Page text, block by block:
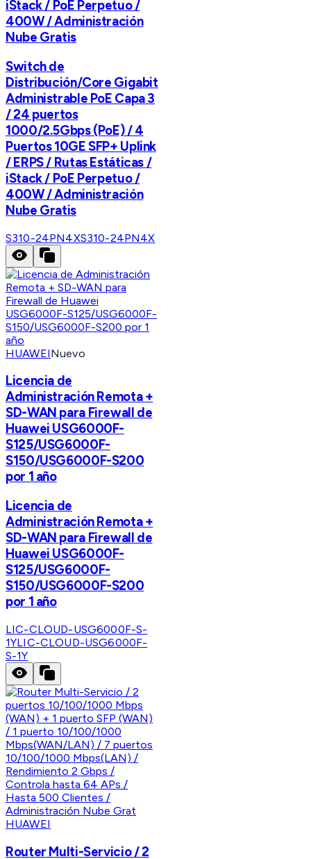
iStack / PoE Perpetuo /
400W / Administración
Nube Gratis
Switch de
Distribución/Core Gigabit
Administrable PoE Capa 3
/ 24 puertos
1000/2.5Gbps (PoE) / 4
Puertos 10GE SFP+ Uplink
/ ERPS / Rutas Estáticas /
iStack / PoE Perpetuo /
400W / Administración
Nube Gratis
S310-24PN4XS310-24PN4X
HUAWEINuevo
Licencia de
Administración Remota +
SD-WAN para Firewall de
Huawei USG6000F-
S125/USG6000F-
S150/USG6000F-S200
por 1 año
Licencia de
Administración Remota +
SD-WAN para Firewall de
Huawei USG6000F-
S125/USG6000F-
S150/USG6000F-S200
por 1 año
LIC-CLOUD-USG6000F-S-
1YLIC-CLOUD-USG6000F-
S-1Y
HUAWEI
Router Multi-Servicio / 2